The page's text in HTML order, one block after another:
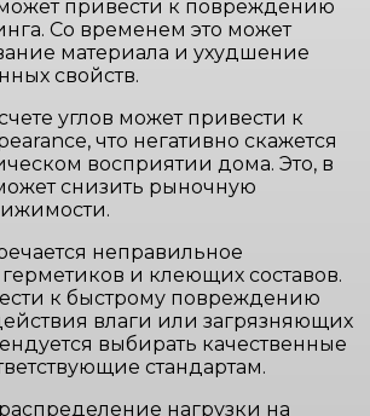
привести к повреждению
Со временем это может
материала и ухудшение
свойств.
углов может привести к
что негативно скажется
восприятии дома. Это, в
снизить рыночную
неправильное
и клеющих составов.
к быстрому повреждению
влаги или загрязняющих
выбирать качественные
стандартам.
нагрузки на